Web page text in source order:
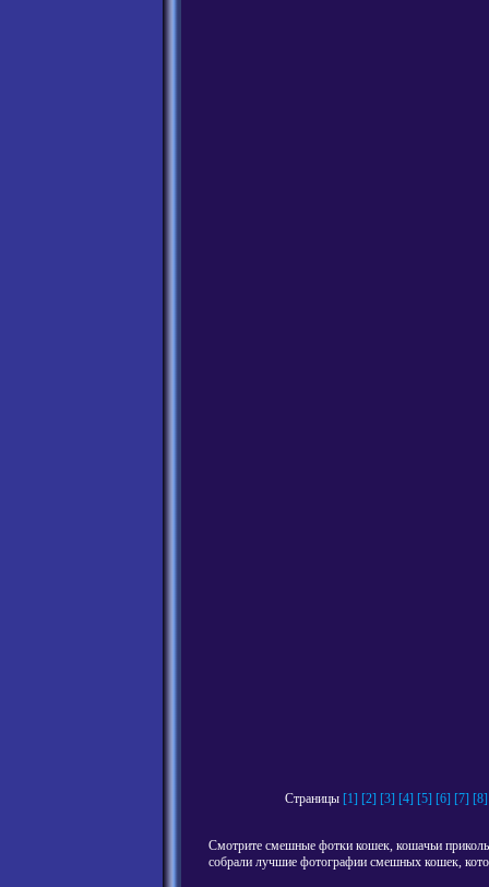
Страницы [1] [2] [3] [4] [5] [6] [7] [8]
Смотрите смешные фотки кошек, кошачьи
собрали лучшие фотографии смешных кошек,